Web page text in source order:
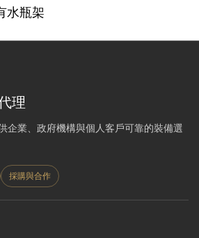
水瓶架
理
企業、政府機構與個人客戶可靠的裝備選
採購與合作